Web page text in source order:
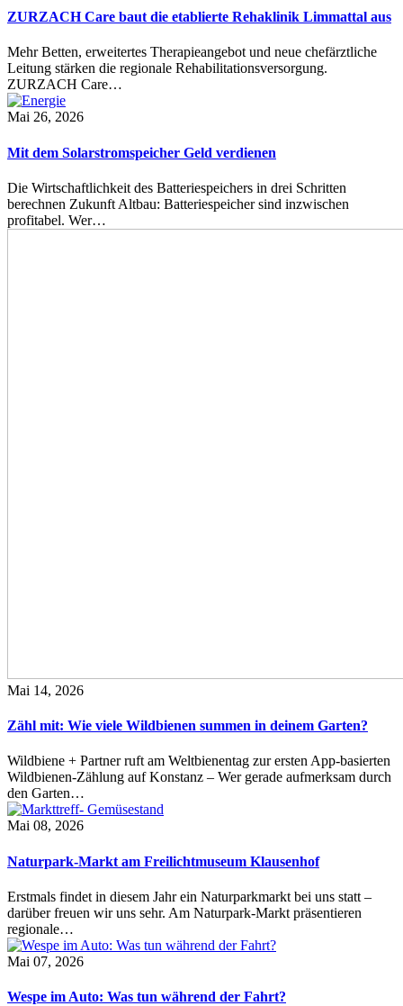
ZURZACH Care baut die etablierte Rehaklinik Limmattal aus
Mehr Betten, erweitertes Therapieangebot und neue chefärztliche
Leitung stärken die regionale Rehabilitationsversorgung.
ZURZACH Care…
Mai 26, 2026
Mit dem Solarstromspeicher Geld verdienen
Die Wirtschaftlichkeit des Batteriespeichers in drei Schritten
berechnen Zukunft Altbau: Batteriespeicher sind inzwischen
profitabel. Wer…
Mai 14, 2026
Zähl mit: Wie viele Wildbienen summen in deinem Garten?
Wildbiene + Partner ruft am Weltbienentag zur ersten App-basierten
Wildbienen-Zählung auf Konstanz – Wer gerade aufmerksam durch
den Garten…
Mai 08, 2026
Naturpark-Markt am Freilichtmuseum Klausenhof
Erstmals findet in diesem Jahr ein Naturparkmarkt bei uns statt –
darüber freuen wir uns sehr. Am Naturpark-Markt präsentieren
regionale…
Mai 07, 2026
Wespe im Auto: Was tun während der Fahrt?